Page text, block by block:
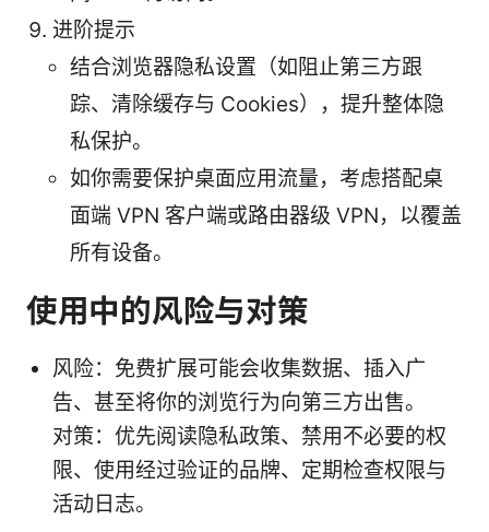
进阶提示
结合浏览器隐私设置（如阻止第三方跟
踪、清除缓存与 Cookies），提升整体隐
私保护。
如你需要保护桌面应用流量，考虑搭配桌
面端 VPN 客户端或路由器级 VPN，以覆盖
所有设备。
使用中的风险与对策
风险：免费扩展可能会收集数据、插入广
告、甚至将你的浏览行为向第三方出售。
对策：优先阅读隐私政策、禁用不必要的权
限、使用经过验证的品牌、定期检查权限与
活动日志。